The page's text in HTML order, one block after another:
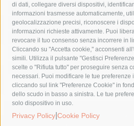
di dati, collegare diversi dispositivi,
informazioni trasmesse automaticamente,
geolocalizzazione precisi, riconoscere i
informazioni richieste attivamente. Puoi
revocare il tuo consenso senza incorrere in
Cliccando su "Accetta cookie," acconsenti
simili. Utilizza il pulsante "Gestisci
scelte o "Rifiuta tutto" per proseguire senza
necessari. Puoi modificare le tue preferenze
cliccando sul link "Preferenze Cookie" in
dello scudo in basso a sinistra. Le tue
solo dispositivo in uso.
Privacy Policy Cookie Policy
massimo coppola
Meta napoli
penisola sorrentina
piano di
protezione civile
Regione Campania
sindaco cuomo
sorrento studenti
turismo
Vico Equense villa
© 2015 SorrentoPress. All rights reserved.